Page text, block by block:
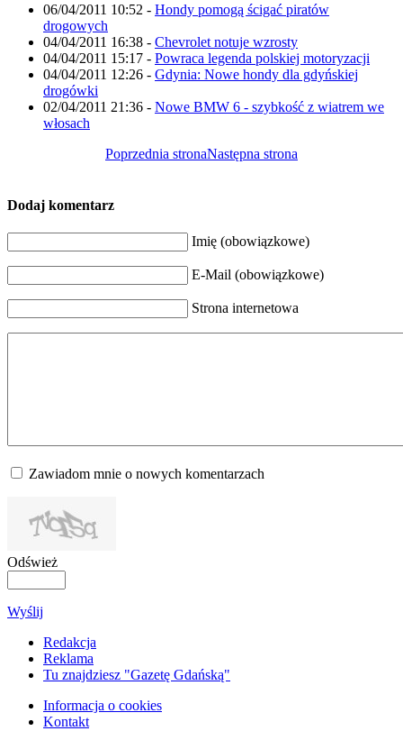
06/04/2011 10:52 - Hondy pomogą ścigać piratów
drogowych
04/04/2011 16:38 - Chevrolet notuje wzrosty
04/04/2011 15:17 - Powraca legenda polskiej motoryzacji
04/04/2011 12:26 - Gdynia: Nowe hondy dla gdyńskiej
drogówki
02/04/2011 21:36 - Nowe BMW 6 - szybkość z wiatrem we
włosach
Poprzednia stronaNastępna strona
Dodaj komentarz
Imię (obowiązkowe)
E-Mail (obowiązkowe)
Strona internetowa
Zawiadom mnie o nowych komentarzach
Odśwież
Wyślij
Redakcja
Reklama
Tu znajdziesz "Gazetę Gdańską"
Informacja o cookies
Kontakt